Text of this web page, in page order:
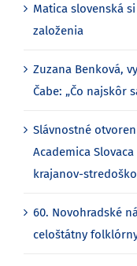
Matica slovenská
založenia
Zuzana Benková,
Čabe: „Čo najskôr
Slávnostné
Academica
krajanov-
60. Novohradské
celoštátny